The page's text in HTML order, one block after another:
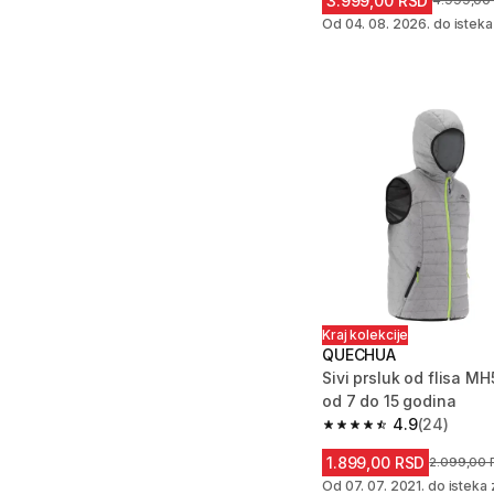
Od 04. 08. 2026. do isteka
Kraj kolekcije
QUECHUA
Sivi prsluk od flisa
od 7 do 15 godina
4.9
4.9 od 5 zvezdica
(24)
1.899,00 RSD Cena pre
2.099,00
Od 07. 07. 2021. do isteka